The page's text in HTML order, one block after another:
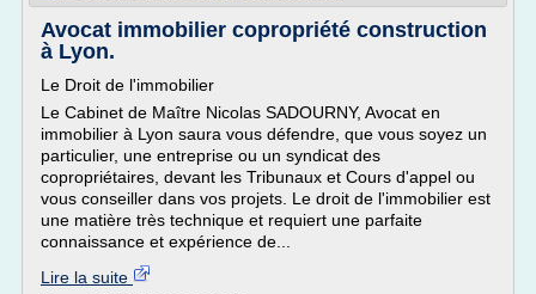
Avocat immobilier copropriété construction
à Lyon.
Le Droit de l'immobilier
Le Cabinet de Maître Nicolas SADOURNY, Avocat en
immobilier à Lyon saura vous défendre, que vous soyez un
particulier, une entreprise ou un syndicat des
copropriétaires, devant les Tribunaux et Cours d'appel ou
vous conseiller dans vos projets. Le droit de l'immobilier est
une matière très technique et requiert une parfaite
connaissance et expérience de...
Lire la suite